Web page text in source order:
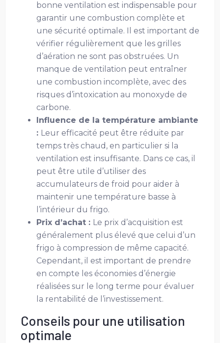
bonne ventilation est indispensable pour
garantir une combustion complète et
une sécurité optimale. Il est important de
vérifier régulièrement que les grilles
d’aération ne sont pas obstruées. Un
manque de ventilation peut entraîner
une combustion incomplète, avec des
risques d’intoxication au monoxyde de
carbone.
Influence de la température ambiante
: Leur efficacité peut être réduite par
temps très chaud, en particulier si la
ventilation est insuffisante. Dans ce cas, il
peut être utile d’utiliser des
accumulateurs de froid pour aider à
maintenir une température basse à
l’intérieur du frigo.
Prix d’achat : Le prix d’acquisition est
généralement plus élevé que celui d’un
frigo à compression de même capacité.
Cependant, il est important de prendre
en compte les économies d’énergie
réalisées sur le long terme pour évaluer
la rentabilité de l’investissement.
Conseils pour une utilisation
optimale